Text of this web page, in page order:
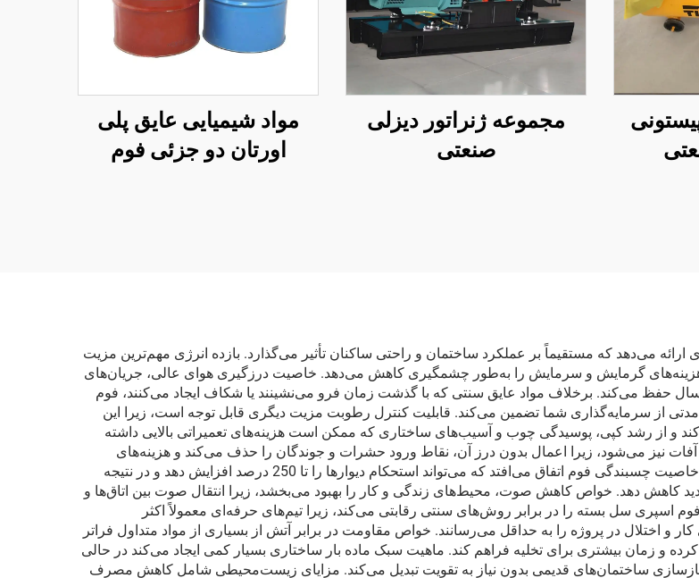
مجموعه ژنراتور دیزلی
صنعتی
مواد شیمیایی عایق پلی
اورتان دو جزئی فوم
می‌دهد که مستقیماً بر عملکرد ساختمان و راحتی ساکنان تأثیر می‌گذارد. بازده انرژی مهم‌ترین مزیت
هزینه‌های گرمایش و سرمایش را به‌طور چشمگیری کاهش می‌دهد. خاصیت درزگیری هوای عالی، جریان‌های
حفظ می‌کند. برخلاف مواد عایق سنتی که با گذشت زمان فرو می‌نشینند یا شکاف ایجاد می‌کنند، فوم
از سرمایه‌گذاری شما تضمین می‌کند. قابلیت کنترل رطوبت مزیت دیگری قابل توجه است، زیرا این
و از رشد کپی، پوسیدگی چوب و آسیب‌های ساختاری که ممکن است هزینه‌های تعمیراتی بالایی داشته
نیز می‌شود، زیرا اعمال بدون درز آن، نقاط ورود حشرات و جوندگان را حذف می‌کند و هزینه‌های
سم‌پاشی و مشکلات بهداشتی را کاهش می‌دهد. تقویت ساختاری از طریق خاصیت چسبندگی فوم اتفاق می‌افتد که می‌تواند استحکام دیوارها را تا 250 درصد افزایش دهد و در نتیجه
کاهش دهد. خواص کاهش صوت، محیط‌های زندگی و کار را بهبود می‌بخشد، زیرا انتقال صوت بین اتاق‌ها و
اسپری سل بسته را در برابر روش‌های سنتی رقابتی می‌کند، زیرا تیم‌های حرفه‌ای معمولاً اکثر
اختلال در پروژه را به حداقل می‌رسانند. خواص مقاومت در برابر آتش از بسیاری از مواد متداول فراتر
و زمان بیشتری برای تخلیه فراهم کند. ماهیت سبک ماده بار ساختاری بسیار کمی ایجاد می‌کند در حالی
بازسازی ساختمان‌های قدیمی بدون نیاز به تقویت تبدیل می‌کند. مزایای زیست‌محیطی شامل کاهش مصرف